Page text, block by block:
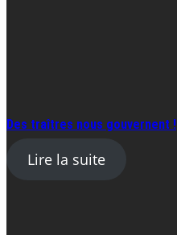
Des traîtres nous gouvernent !
Lire la suite